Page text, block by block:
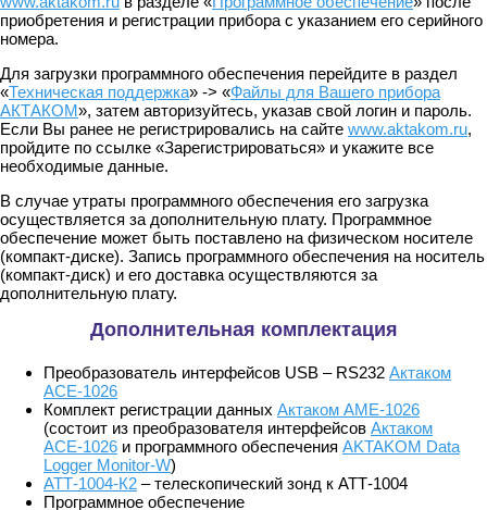
приобретения и регистрации прибора с указанием его серийного
номера.
Для загрузки программного обеспечения перейдите в раздел
«Техническая поддержка» -> «Файлы для Вашего прибора
АКТАКОМ», затем авторизуйтесь, указав свой логин и пароль.
Если Вы ранее не регистрировались на сайте www.aktakom.ru,
пройдите по ссылке «Зарегистрироваться» и укажите все
необходимые данные.
В случае утраты программного обеспечения его загрузка
осуществляется за дополнительную плату. Программное
обеспечение может быть поставлено на физическом носителе
(компакт-диске). Запись программного обеспечения на носитель
(компакт-диск) и его доставка осуществляются за
дополнительную плату.
Дополнительная комплектация
Преобразователь интерфейсов USB – RS232 Актаком
АСЕ-1026
Комплект регистрации данных Актаком АМЕ-1026
(состоит из преобразователя интерфейсов Актаком
АСЕ-1026 и программного обеспечения AKTAKOM Data
Logger Monitor-W)
АТТ-1004-К2 – телескопический зонд к АТТ-1004
Программное обеспечение